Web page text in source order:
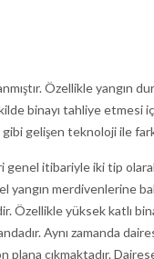
Özellikle yangın
binayı tahliye etmesi
gelişen teknoloji ile
genel itibariyle iki tip
merdivenlerine
Özellikle yüksek katlı
Aynı zamanda
çıkmaktadır.